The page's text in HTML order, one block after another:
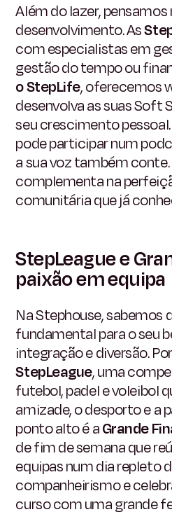
Além do lazer, pensamos
desenvolvimento. As
com especialistas em
gestão do tempo ou
o StepLife, oferecemos
desenvolva as suas Soft
seu crescimento
pode participar num
a sua voz também
complementa na
comunitária que já
StepLeague e
paixão em equipa
Na Stephouse, sabemos
fundamental para o seu
integração e diversão.
StepLeague, uma
futebol, padel e voleibol
amizade, o desporto e a
ponto alto é aGrande
de fim de semana que
equipas num dia repleto
companheirismo e
curso com uma grande